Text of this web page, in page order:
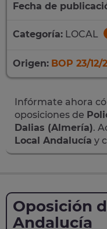
Fecha de
Categoría: LOCAL
Origen: BOP 23/12/
Infórmate ahora
oposiciones de
Dalias (Almería).
Local Andalucía y
Oposición
Andalucía